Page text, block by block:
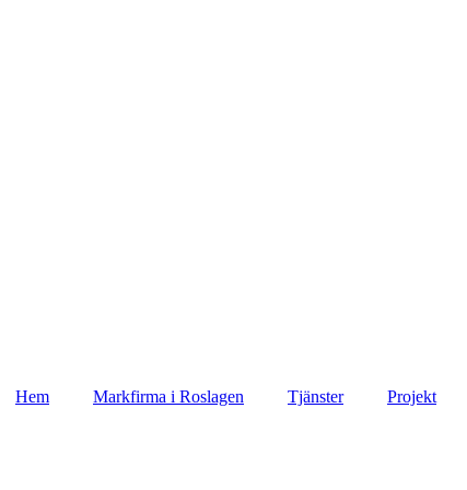
Hem Markfirma i Roslagen Tjänster
Projekt